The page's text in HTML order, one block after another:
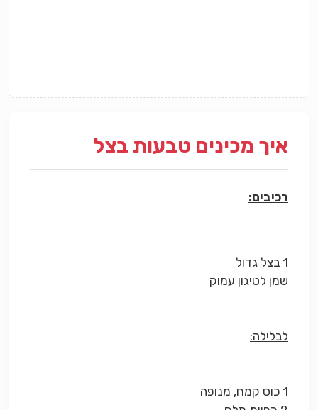
איך מכינים טבעות בצל
רכיבים:
1 בצל גדול
שמן לטיגון עמוק
לבלילה:
1 כוס קמח, מנופה